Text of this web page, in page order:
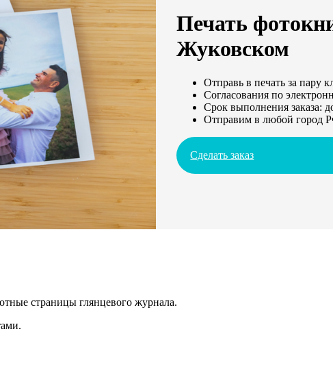
Печать
Жуковском
Отправь в печать за пару
Согласования по
Срок выполнения заказа:
Отправим в любой город
Сделать заказ
страницы глянцевого журнала.